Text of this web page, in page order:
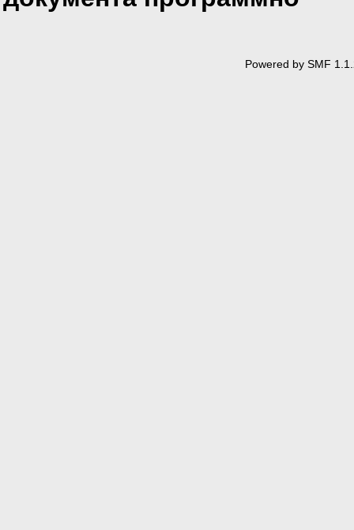
Powered by SMF